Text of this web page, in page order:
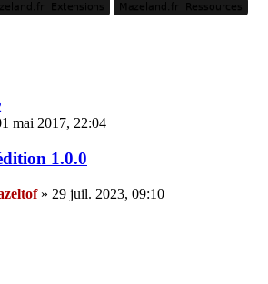
Extensions
Extensions Mazeland.fr
Mazeland.fr Ressources
Ressources
mai 2017, 22:04
1.0.0
» 29 juil. 2023, 09:10